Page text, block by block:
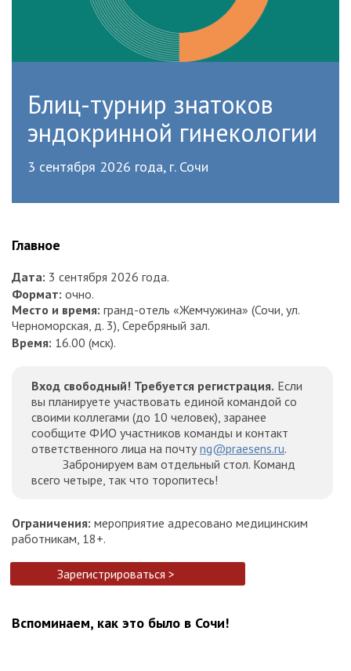
Блиц-турнир знатоков
эндокринной гинекологии
3 сентября 2026 года, г. Сочи
Главное
Дата: 3 сентября 2026 года.
Формат: очно.
Место и время: гранд-отель «Жемчужина» (Сочи, ул.
Черноморская, д. 3), Серебряный зал.
Время: 16.00 (мск).
Вход свободный! Требуется регистрация. Если
вы планируете участвовать единой командой со
своими коллегами (до 10 человек), заранее
сообщите ФИО участников команды и контакт
ответственного лица на почтуng@praesens.ru.
Забронируем вам отдельный стол. Команд
всего четыре, так что торопитесь!
Ограничения: мероприятие адресовано медицинским
работникам, 18+.
Зарегистрироваться >
Вспоминаем, как это было в Сочи!